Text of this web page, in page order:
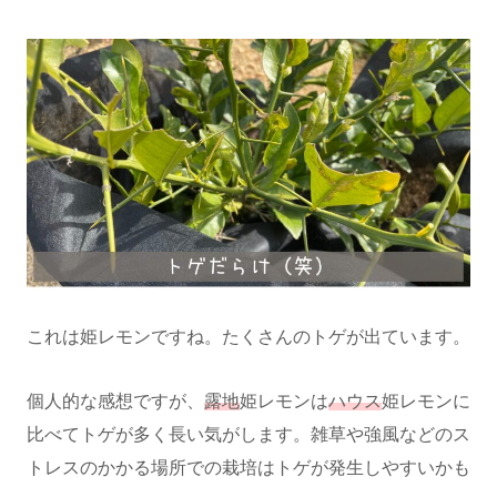
これは姫レモンですね。たくさんのトゲが出ています。
個人的な感想ですが、 露地姫レモンはハウス姫レモンに
比べてトゲが多く長い気がします。雑草や強風などのス
トレスのかかる場所での栽培はトゲが発生しやすいかも